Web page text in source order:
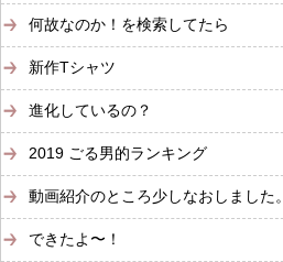
何故なのか！を検索してたら
新作Tシャツ
進化しているの？
2019 ごる男的ランキング
動画紹介のところ少しなおしました。
できたよ〜！